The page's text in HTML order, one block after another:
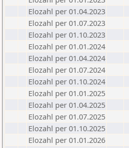
Elozahl per 01.04.2023
Elozahl per 01.07.2023
Elozahl per 01.10.2023
Elozahl per 01.01.2024
Elozahl per 01.04.2024
Elozahl per 01.07.2024
Elozahl per 01.10.2024
Elozahl per 01.01.2025
Elozahl per 01.04.2025
Elozahl per 01.07.2025
Elozahl per 01.10.2025
Elozahl per 01.01.2026